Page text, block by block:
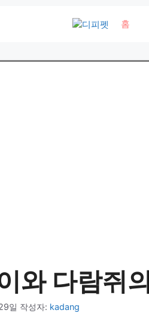
홈
와 다람쥐
일 작성자: kadang